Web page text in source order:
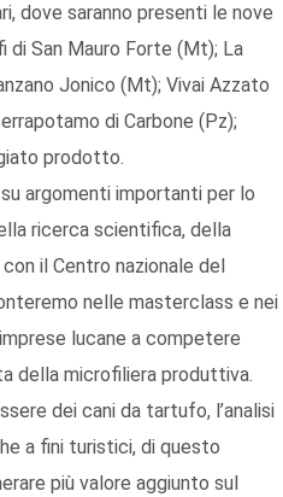
dove saranno presenti le nove
di San Mauro Forte (Mt); La
Jonico (Mt); Vivai Azzato
di Carbone (Pz);
prodotto.
argomenti importanti per lo
ricerca scientifica, della
il Centro nazionale del
nelle masterclass e nei
lucane a competere
della microfiliera produttiva.
dei cani da tartufo, l’analisi
a fini turistici, di questo
più valore aggiunto sul